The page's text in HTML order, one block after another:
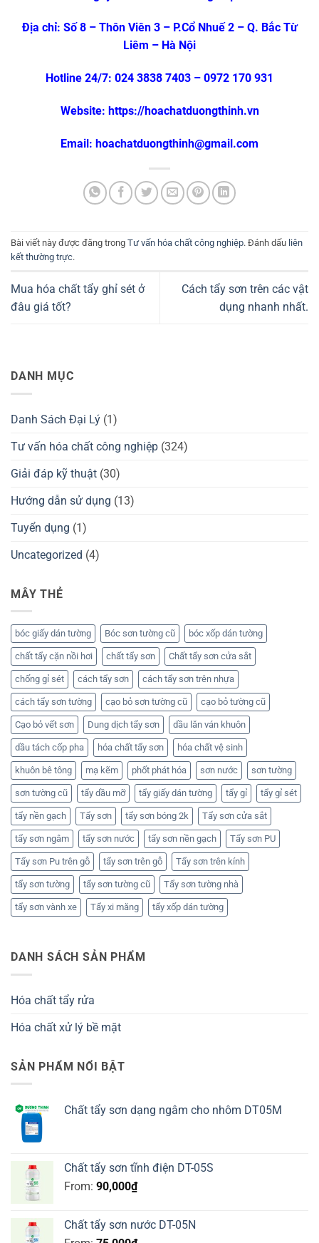
Địa chỉ: Số 8 – Thôn Viên 3 – P.Cổ Nhuế 2 – Q. Bắc Từ
Liêm – Hà Nội
Hotline 24/7: 024 3838 7403 – 0972 170 931
Website: https://hoachatduongthinh.vn
Email: hoachatduongthinh@gmail.com
Bài viết này được đăng trong Tư vấn hóa chất công nghiệp. Đánh dấu liên
kết thường trực.
Mua hóa chất tẩy ghỉ sét ở
đâu giá tốt?
Cách tẩy sơn trên các vật
dụng nhanh nhất.
DANH MỤC
Danh Sách Đại Lý (1)
Tư vấn hóa chất công nghiệp (324)
Giải đáp kỹ thuật (30)
Hướng dẫn sử dụng (13)
Tuyển dụng (1)
Uncategorized (4)
MÂY THẺ
bóc giấy dán tường Bóc sơn tường cũ bóc xốp dán tường
chất tẩy cặn nồi hơi chất tẩy sơn Chất tẩy sơn cửa sắt
chống gỉ sét cách tẩy sơn cách tẩy sơn trên nhựa
cách tẩy sơn tường cạo bỏ sơn tường cũ cạo bỏ tường cũ
Cạo bỏ vết sơn Dung dịch tẩy sơn dầu lăn ván khuôn
dầu tách cốp pha hóa chất tẩy sơn hóa chất vệ sinh
khuôn bê tông mạ kẽm phốt phát hóa sơn nước sơn tường
sơn tường cũ tẩy dầu mỡ tẩy giấy dán tường tẩy gỉ tẩy gỉ sét
tẩy nền gạch Tẩy sơn tẩy sơn bóng 2k Tẩy sơn cửa sắt
tẩy sơn ngâm tẩy sơn nước tẩy sơn nền gạch Tẩy sơn PU
Tẩy sơn Pu trên gỗ tẩy sơn trên gỗ Tẩy sơn trên kính
tẩy sơn tường tẩy sơn tường cũ Tẩy sơn tường nhà
tẩy sơn vành xe Tẩy xi măng tẩy xốp dán tường
DANH SÁCH SẢN PHẨM
Hóa chất tẩy rửa
Hóa chất xử lý bề mặt
SẢN PHẨM NỔI BẬT
Chất tẩy sơn dạng ngâm cho nhôm DT05M
Chất tẩy sơn tĩnh điện DT-05S
From: 90,000₫
Chất tẩy sơn nước DT-05N